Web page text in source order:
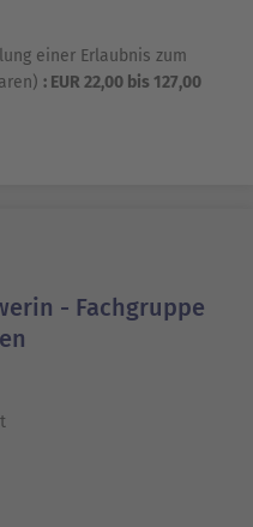
einer Erlaubnis zum
: EUR 22,00 bis 127,00
- Fachgruppe